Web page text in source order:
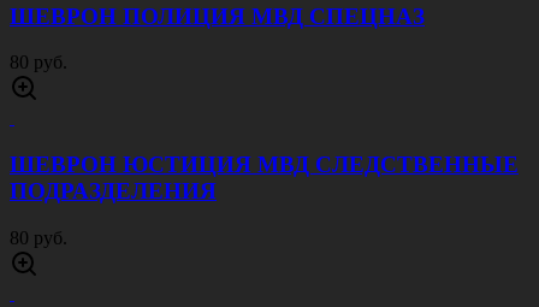
ШЕВРОН ПОЛИЦИЯ МВД СПЕЦНАЗ
80 руб.
ШЕВРОН ЮСТИЦИЯ МВД СЛЕДСТВЕННЫЕ
ПОДРАЗДЕЛЕНИЯ
80 руб.